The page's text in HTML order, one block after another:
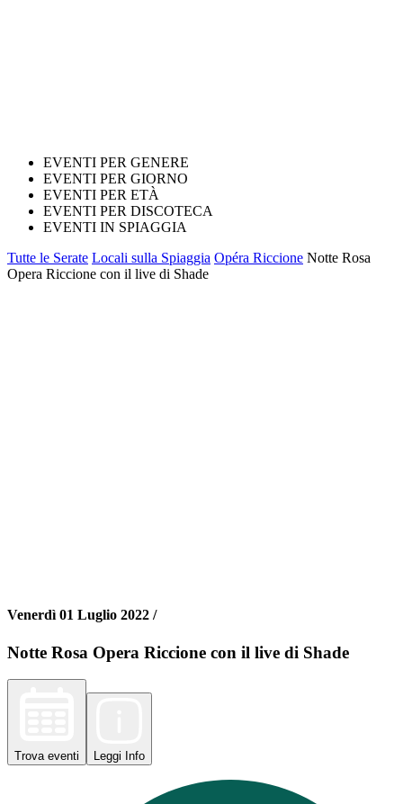
EVENTI PER GENERE
EVENTI PER GIORNO
EVENTI PER ETÀ
EVENTI PER DISCOTECA
EVENTI IN SPIAGGIA
Tutte le Serate Locali sulla Spiaggia Opéra Riccione Notte Rosa
Opera Riccione con il live di Shade
Venerdì 01 Luglio 2022 /
Notte Rosa Opera Riccione con il live di Shade
Trova eventi Leggi Info